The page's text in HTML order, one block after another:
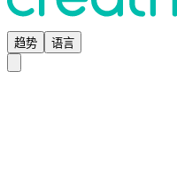
趋势 语言